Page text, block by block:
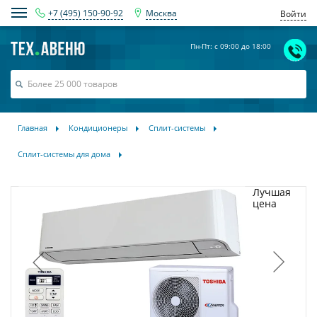
+7 (495) 150-90-92 Москва Войти
Пн-Пт: с 09:00 до 18:00
Главная Кондиционеры Сплит-системы
Сплит-системы для дома
Лучшая
цена